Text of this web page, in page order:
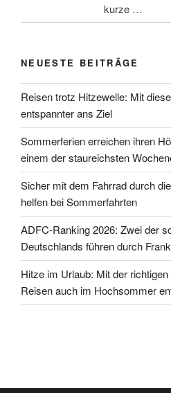
kurze …
NEUESTE BEITRÄGE
Reisen trotz Hitzewelle: Mit
entspannter ans Ziel
Sommerferien erreichen ihren
einem der staureichsten
Sicher mit dem Fahrrad durch
helfen bei Sommerfahrten
ADFC-Ranking 2026: Zwei der
Deutschlands führen durch
Hitze im Urlaub: Mit der
Reisen auch im Hochsommer